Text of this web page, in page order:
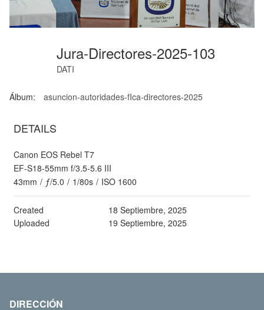
Jura-Directores-2025-103
DATI
Álbum: asuncion-autoridades-fIca-directores-2025
DETAILS
Canon EOS Rebel T7
EF-S18-55mm f/3.5-5.6 III
43mm / ƒ/5.0 / 1/80s / ISO 1600
Created
18 Septiembre, 2025
Uploaded
19 Septiembre, 2025
DIRECCIÓN